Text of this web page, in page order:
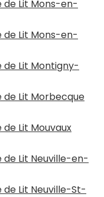
de Lit Mons-en-
de Lit Mons-en-
Lit Montigny-
Lit Morbecque
Lit Mouvaux
Lit Neuville-en-
Lit Neuville-St-